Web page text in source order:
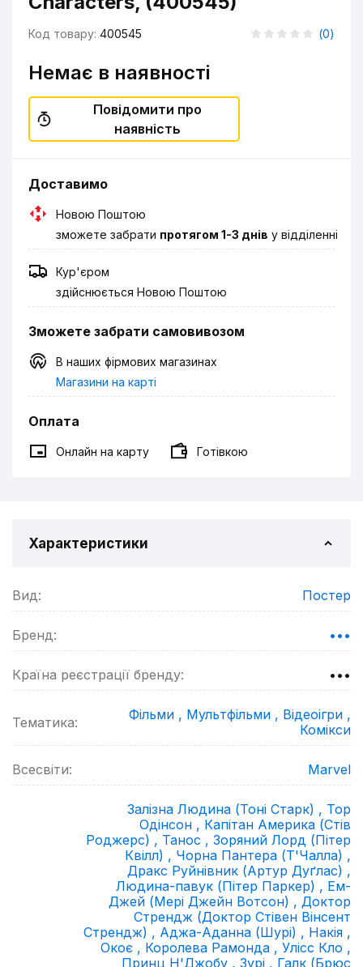
Код товару: 400545 (0)
Немає в наявності
Повідомити про
наявність
Доставимо
Новою Поштою
зможете забрати протягом 1-3 днів у відділенні
Кур'єром
здійснюється Новою Поштою
Зможете забрати самовивозом
В наших фірмових магазинах
Магазини на карті
Оплата
Онлайн на карту Готівкою
Характеристики
Вид: Постер
Бренд: •••
Країна реєстрації бренду: •••
Тематика: Фільми , Мультфільми , Відеоігри ,
Комікси
Всесвіти: Marvel
Залізна Людина (Тоні Старк) , Тор
Одінсон , Капітан Америка (Стів
Роджерс) , Танос , Зоряний Лорд (Пітер
Квілл) , Чорна Пантера (Т'Чалла) ,
Дракс Руйнівник (Артур Дуґлас) ,
Людина-павук (Пітер Паркер) , Ем-
Джей (Мері Джейн Вотсон) , Доктор
Стрендж (Доктор Стівен Вінсент
Стрендж) , Аджа-Аданна (Шурі) , Накія ,
Окоє , Королева Рамонда , Улісс Кло ,
Принц Н'Джобу , Зурі , Галк (Брюс